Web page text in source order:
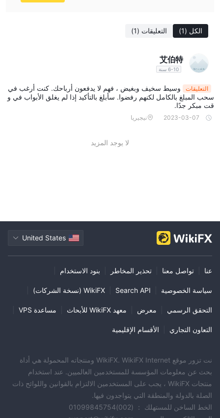
الكل (1) التعليقات (1)
艾伯特
6-10 سنة
التعليقات
وسيط سخيف وبغيض ، فهم لا يدفعون أرباحك. كنت أرغب في
سحب المبلغ بالكامل لكنهم رفضوا. سأبلغ بالتأكيد إذا لم يغلق الأبواب في و
قت مبكر جدًا.
2023-03-07 نيجيريا
لا يوجد المزيد
United States
عنا تواصل معنا تحذير المخاطر بنود الاستخدام
سياسة الخصوصية Search API WikiFX (نسخة الشركات)
التحقق الرسمي معرض معهد WikiFX للأبحاث مساعدة VPS
التعاون التجاري الأقسام الإقليمية
نت تزور موقع WikiFX. WikiFX Internet ومنتجاته المحمولة هي أداة
بحث عن معلومات المؤسسة للمستخدمين العالميين. عند استخدام
منتجات WikiFX ، يجب على المستخدمين الالتزام بالقوانين واللوائح ذات
الصلة بالدولة والمنطقة التي يتواجدون فيها.
الخط الساخن للمستهلك ： (002)01099845754